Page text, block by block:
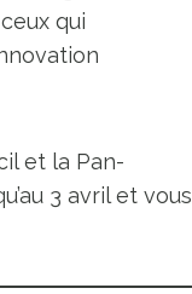
qui
et la Pan-
3 avril et vous